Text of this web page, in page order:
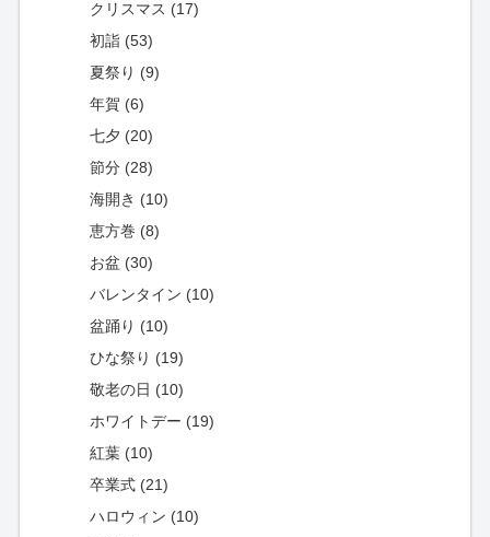
クリスマス (17)
初詣 (53)
夏祭り (9)
年賀 (6)
七夕 (20)
節分 (28)
海開き (10)
恵方巻 (8)
お盆 (30)
バレンタイン (10)
盆踊り (10)
ひな祭り (19)
敬老の日 (10)
ホワイトデー (19)
紅葉 (10)
卒業式 (21)
ハロウィン (10)